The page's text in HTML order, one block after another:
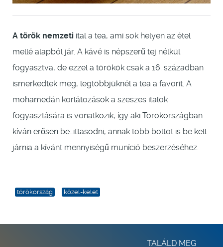
A török nemzeti ital a tea, ami sok helyen az étel
mellé alapból jár. A kávé is népszerű tej nélkül
fogyasztva, de ezzel a törökök csak a 16. században
ismerkedtek meg, legtöbbjüknél a tea a favorit. A
mohamedán korlátozások a szeszes italok
fogyasztására is vonatkozik, így aki Törökországban
kíván erősen be…ittasodni, annak több boltot is be kell
járnia a kívánt mennyiségű muníció beszerzéséhez.
törökország közel-kelet
TALÁLD MEG